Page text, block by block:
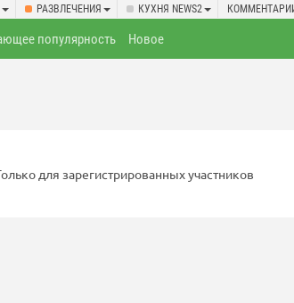
РАЗВЛЕЧЕНИЯ КУХНЯ NEWS2
популярность Новое
для зарегистрированных участников